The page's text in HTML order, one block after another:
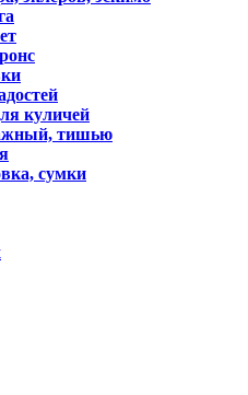
куличей
тишью
сумки